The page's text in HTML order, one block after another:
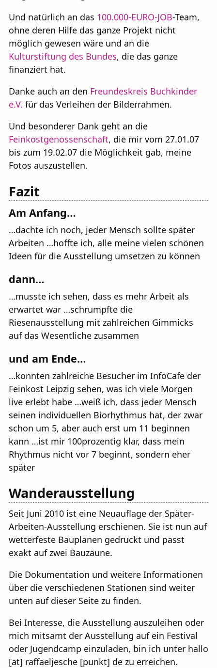
Und natürlich an das 100.000-EURO-JOB-Team,
ohne deren Hilfe das ganze Projekt nicht
möglich gewesen wäre und an die
Kulturstiftung des Bundes, die das ganze
finanziert hat.
Danke auch an den Freundeskreis Buchkinder
e.V. für das Verleihen der Bilderrahmen.
Und besonderer Dank geht an die
Feinkostgenossenschaft, die mir vom 27.01.07
bis zum 19.02.07 die Möglichkeit gab, meine
Fotos auszustellen.
Fazit
Am Anfang…
…dachte ich noch, jeder Mensch sollte später
Arbeiten …hoffte ich, alle meine vielen schönen
Ideen für die Ausstellung umsetzen zu können
dann…
…musste ich sehen, dass es mehr Arbeit als
erwartet war …schrumpfte die
Riesenausstellung mit zahlreichen Gimmicks
auf das Wesentliche zusammen
und am Ende…
…konnten zahlreiche Besucher im InfoCafe der
Feinkost Leipzig sehen, was ich viele Morgen
live erlebt habe …weiß ich, dass jeder Mensch
seinen individuellen Biorhythmus hat, der zwar
schon um 5, aber auch erst um 11 beginnen
kann …ist mir 100prozentig klar, dass mein
Rhythmus nicht vor 7 beginnt, sondern eher
später
Wanderausstellung
Seit Juni 2010 ist eine Neuauflage der Später-
Arbeiten-Ausstellung erschienen. Sie ist nun auf
wetterfeste Bauplanen gedruckt und passt
exakt auf zwei Bauzäune.
Die Dokumentation und weitere Informationen
über die verschiedenen Stationen sind weiter
unten auf dieser Seite zu finden.
Bei Interesse, die Ausstellung auszuleihen oder
mich mitsamt der Ausstellung auf ein Festival
oder Jugendcamp einzuladen, bin ich unter hallo
[at] raffaeljesche [punkt] de zu erreichen.